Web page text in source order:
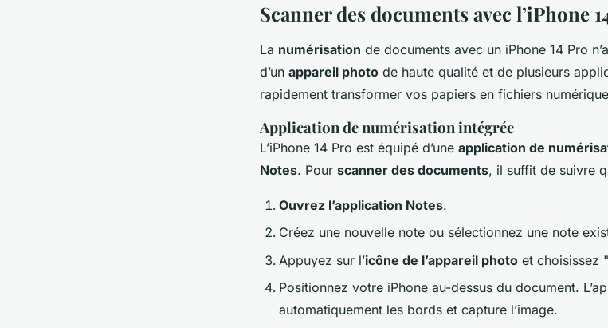
Scanner des documents avec l’iPhone
La numérisation de documents avec un iPhone 14 Pro
d’un appareil photo de haute qualité et de plusieurs
rapidement transformer vos papiers en fichiers
Application de numérisation intégrée
L’iPhone 14 Pro est équipé d’une application de
Notes. Pour scanner des documents, il suffit de suivre
Ouvrez l’application Notes.
Créez une nouvelle note ou sélectionnez une note
Appuyez sur l’icône de l’appareil photo et choisissez
Positionnez votre iPhone au-dessus du document.
automatiquement les bords et capture l’image.